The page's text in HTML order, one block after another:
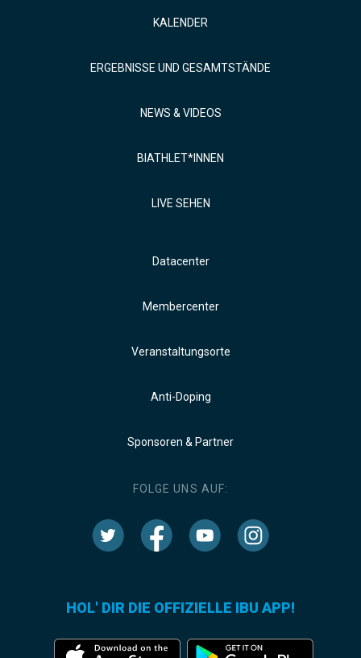
KALENDER
ERGEBNISSE UND GESAMTSTÄNDE
NEWS & VIDEOS
BIATHLET*INNEN
LIVE SEHEN
Datacenter
Membercenter
Veranstaltungsorte
Anti-Doping
Sponsoren & Partner
FOLGE UNS AUF:
HOL' DIR DIE OFFIZIELLE IBU APP!